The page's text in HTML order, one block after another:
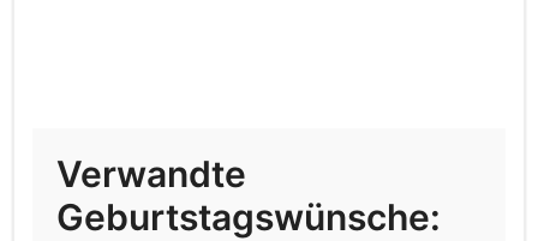
Verwandte
Geburtstagswünsche: